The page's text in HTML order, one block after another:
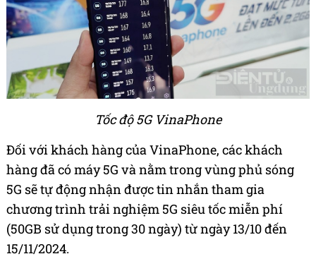
Tốc độ 5G VinaPhone
Đối với khách hàng của VinaPhone, các khách
hàng đã có máy 5G và nằm trong vùng phủ sóng
5G sẽ tự động nhận được tin nhắn tham gia
chương trình trải nghiệm 5G siêu tốc miễn phí
(50GB sử dụng trong 30 ngày) từ ngày 13/10 đến
15/11/2024.